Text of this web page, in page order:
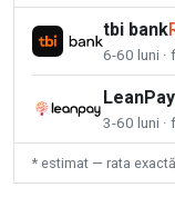
tbi bank
6-60 luni ·
LeanPay
3-60 luni ·
* estimat — rata